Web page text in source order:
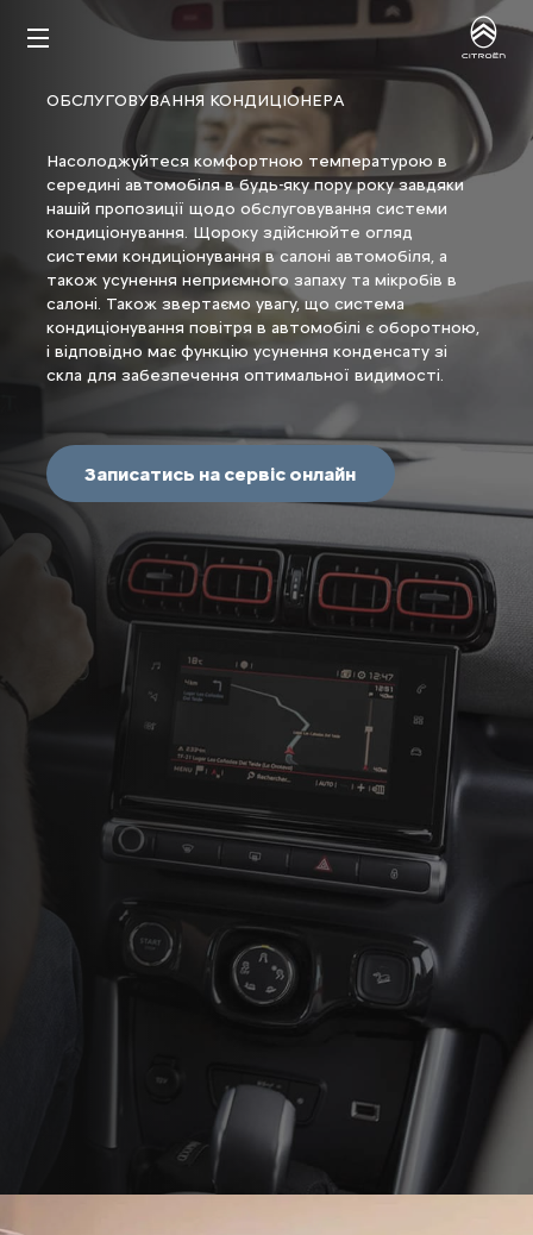
ОБСЛУГОВУВАННЯ КОНДИЦІОНЕРА
Насолоджуйтеся комфортною температурою в
середині автомобіля в будь-яку пору року завдяки
нашій пропозиції щодо обслуговування системи
кондиціонування. Щороку здійснюйте огляд
системи кондиціонування в салоні автомобіля, а
також усунення неприємного запаху та мікробів в
салоні. Також звертаємо увагу, що система
кондиціонування повітря в автомобілі є оборотною,
і відповідно має функцію усунення конденсату зі
скла для забезпечення оптимальної видимості.
Записатись на сервіс онлайн